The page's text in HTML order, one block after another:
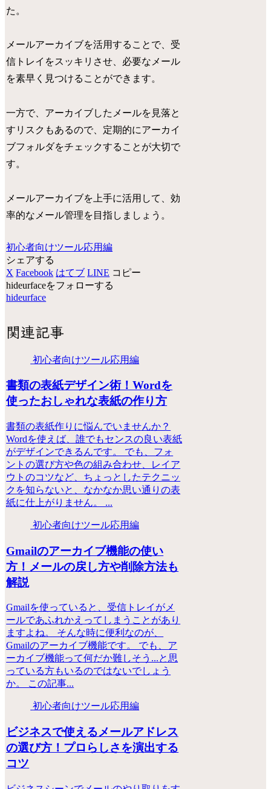
た。
メールアーカイブを活用することで、受
信トレイをスッキリさせ、必要なメール
を素早く見つけることができます。
一方で、アーカイブしたメールを見落と
すリスクもあるので、定期的にアーカイ
ブフォルダをチェックすることが大切で
す。
メールアーカイブを上手に活用して、効
率的なメール管理を目指しましょう。
初心者向けツール応用編
シェアする
X Facebook はてブ LINE コピー
hideurfaceをフォローする
hideurface
関連記事
初心者向けツール応用編
書類の表紙デザイン術！Wordを
使ったおしゃれな表紙の作り方
書類の表紙作りに悩んでいませんか？
Wordを使えば、誰でもセンスの良い表紙
がデザインできるんです。 でも、フォ
ントの選び方や色の組み合わせ、レイア
ウトのコツなど、ちょっとしたテクニッ
クを知らないと、なかなか思い通りの表
紙に仕上がりません。 ...
初心者向けツール応用編
Gmailのアーカイブ機能の使い
方！メールの戻し方や削除方法も
解説
Gmailを使っていると、受信トレイがメ
ールであふれかえってしまうことがあり
ますよね。 そんな時に便利なのが、
Gmailのアーカイブ機能です。 でも、ア
ーカイブ機能って何だか難しそう...と思
っている方もいるのではないでしょう
か。 この記事...
初心者向けツール応用編
ビジネスで使えるメールアドレス
の選び方！プロらしさを演出する
コツ